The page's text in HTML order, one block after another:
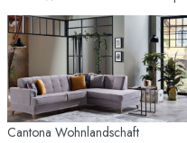
Cantona Wohnlandschaft